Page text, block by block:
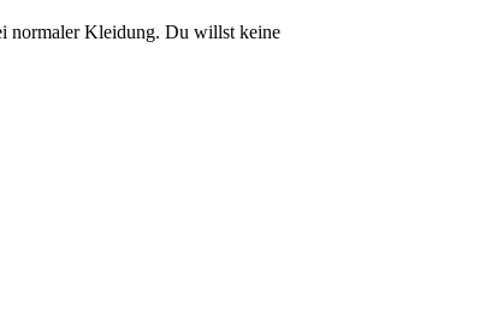
normaler Kleidung. Du willst keine